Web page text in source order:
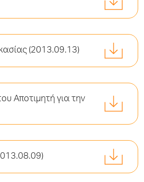
(2013.09.13)
Αποτιμητή για την